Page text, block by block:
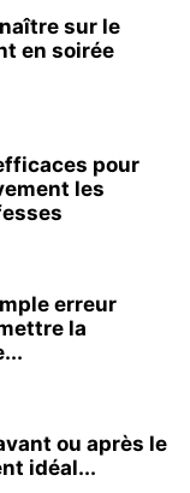
sur le
en soirée
pour
les
erreur
la
ou après le
idéal...